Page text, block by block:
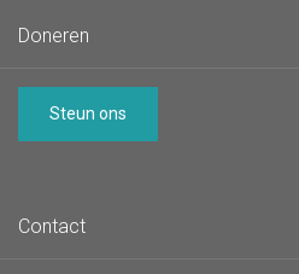
Doneren
Steun ons
Contact